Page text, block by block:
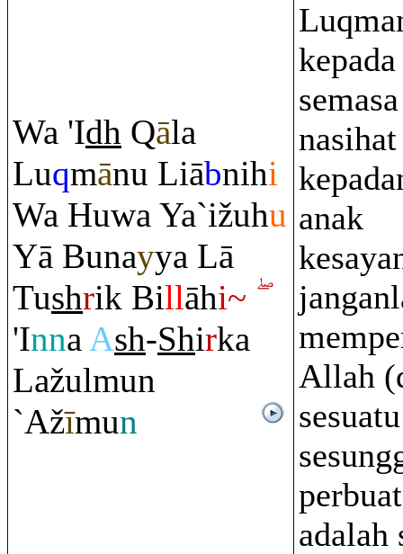
Wa 'Idh Qāla
Luqmānu Liābnihi
Wa Huwa Ya`ižuhu
Yā Bunayya Lā
Tushrik Billāhi~
'InnaAsh-Shirka
Lažulmun
`Ažīmun
nasihat
anak
Allah
adalah